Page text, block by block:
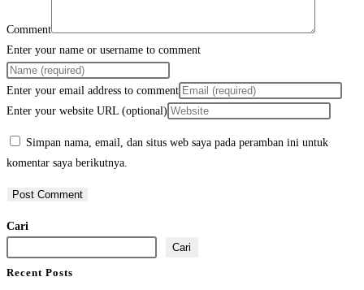
Comment
Enter your name or username to comment
Enter your email address to comment
Enter your website URL (optional)
Simpan nama, email, dan situs web saya pada peramban ini untuk
komentar saya berikutnya.
Cari
Cari
Recent Posts